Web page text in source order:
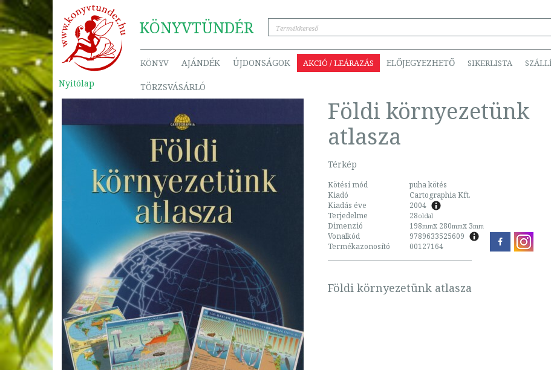
KÖNYVTÜNDÉR
KÖNYV AJÁNDÉK ÚJDONSÁGOK AKCIÓ / LEÁRAZÁS ELŐJEGYEZHETŐ SIKERLISTA
TÖRZSVÁSÁRLÓ
Nyitólap
Földi környezetünk
atlasza
Térkép
Kötési mód
puha kötés
Kiadó
Cartographia Kft.
Kiadás éve
2004
Terjedelme
28oldal
Dimenzió 198mmx 280mmx 3mm
Vonalkód
9789633525609
Termékazonosító
00127164
Földi környezetünk atlasza